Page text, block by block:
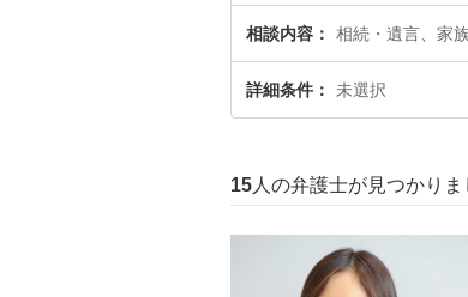
相談内容 相続・遺言、家
詳細条件 未選択
15 人の弁護士が見つかりま